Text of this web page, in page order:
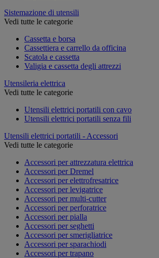
Sistemazione di utensili
Vedi tutte le categorie
Cassetta e borsa
Cassettiera e carrello da officina
Scatola e cassetta
Valigia e cassetta degli attrezzi
Utensileria elettrica
Vedi tutte le categorie
Utensili elettrici portatili con cavo
Utensili elettrici portatili senza fili
Utensili elettrici portatili - Accessori
Vedi tutte le categorie
Accessori per attrezzatura elettrica
Accessori per Dremel
Accessori per elettrofresatrice
Accessori per levigatrice
Accessori per multi-cutter
Accessori per perforatrice
Accessori per pialla
Accessori per seghetti
Accessori per smerigliatrice
Accessori per sparachiodi
Accessori per trapano